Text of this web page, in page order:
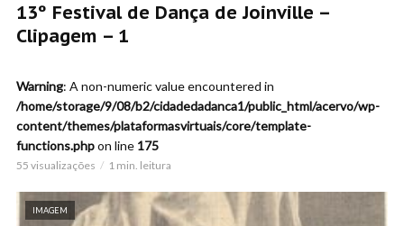
13º Festival de Dança de Joinville –
Clipagem – 1
Warning: A non-numeric value encountered in
/home/storage/9/08/b2/cidadedadanca1/public_html/acervo/wp-
content/themes/plataformasvirtuais/core/template-
functions.phpon line 175
55 visualizações 1 min. leitura
IMAGEM